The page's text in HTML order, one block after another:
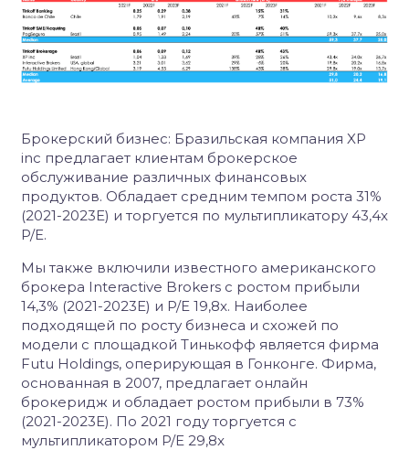
Брокерский бизнес: Бразильская компания XP
inc предлагает клиентам брокерское
обслуживание различных финансовых
продуктов. Обладает средним темпом роста 31%
(2021-2023E) и торгуется по мультипликатору 43,4x
P/E.
Мы также включили известного американского
брокера Interactive Brokers с ростом прибыли
14,3% (2021-2023E) и P/E 19,8x. Наиболее
подходящей по росту бизнеса и схожей по
модели с площадкой Тинькофф является фирма
Futu Holdings, оперирующая в Гонконге. Фирма,
основанная в 2007, предлагает онлайн
брокеридж и обладает ростом прибыли в 73%
(2021-2023E). По 2021 году торгуется с
мультипликатором P/E 29,8x